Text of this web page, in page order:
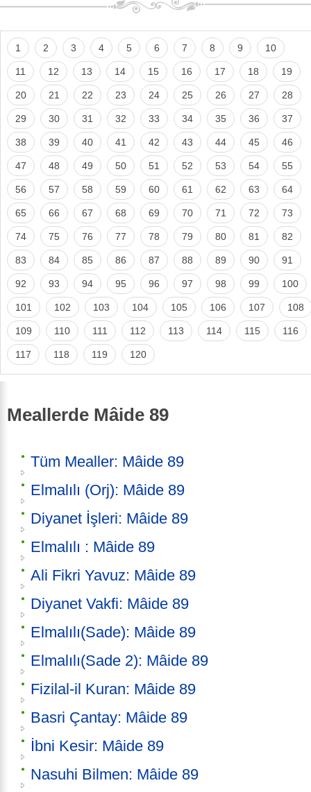
1 2 3 4 5 6 7 8 9 10
11 12 13 14 15 16 17 18 19
20 21 22 23 24 25 26 27 28
29 30 31 32 33 34 35 36 37
38 39 40 41 42 43 44 45 46
47 48 49 50 51 52 53 54 55
56 57 58 59 60 61 62 63 64
65 66 67 68 69 70 71 72 73
74 75 76 77 78 79 80 81 82
83 84 85 86 87 88 89 90 91
92 93 94 95 96 97 98 99 100
101 102 103 104 105 106 107 108
109 110 111 112 113 114 115 116
117 118 119 120
Meallerde Mâide 89
Tüm Mealler: Mâide 89
Elmalılı (Orj): Mâide 89
Diyanet İşleri: Mâide 89
Elmalılı : Mâide 89
Ali Fikri Yavuz: Mâide 89
Diyanet Vakfi: Mâide 89
Elmalılı(Sade): Mâide 89
Elmalılı(Sade 2): Mâide 89
Fizilal-il Kuran: Mâide 89
Basri Çantay: Mâide 89
İbni Kesir: Mâide 89
Nasuhi Bilmen: Mâide 89